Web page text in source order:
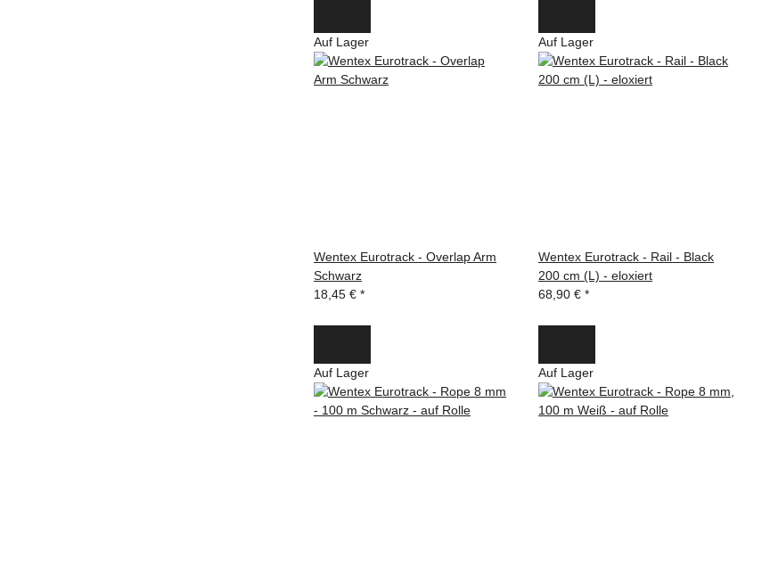
Auf Lager
Wentex Eurotrack - Overlap Arm
Schwarz
18,45 € *
Auf Lager
Wentex Eurotrack - Rail - Black
200 cm (L) - eloxiert
68,90 € *
Auf Lager Auf Lager